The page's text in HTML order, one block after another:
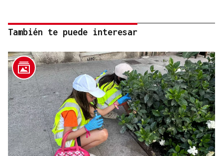
También te puede interesar